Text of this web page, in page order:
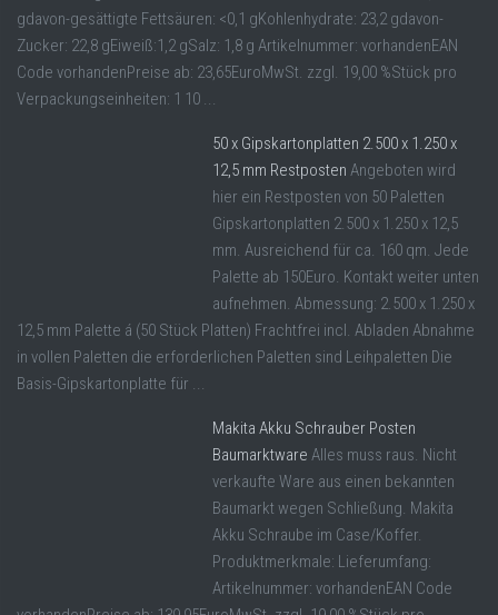
gdavon-gesättigte Fettsäuren: <0,1 gKohlenhydrate: 23,2 gdavon-
Zucker: 22,8 gEiweiß:1,2 gSalz: 1,8 g Artikelnummer: vorhandenEAN
Code vorhandenPreise ab: 23,65EuroMwSt. zzgl. 19,00 %Stück pro
Verpackungseinheiten: 1 10 ...
50 x Gipskartonplatten 2.500 x 1.250 x
12,5 mm Restposten Angeboten wird
hier ein Restposten von 50 Paletten
Gipskartonplatten 2.500 x 1.250 x 12,5
mm. Ausreichend für ca. 160 qm. Jede
Palette ab 150Euro. Kontakt weiter unten
aufnehmen. Abmessung: 2.500 x 1.250 x
12,5 mm Palette á (50 Stück Platten) Frachtfrei incl. Abladen Abnahme
in vollen Paletten die erforderlichen Paletten sind Leihpaletten Die
Basis-Gipskartonplatte für ...
Makita Akku Schrauber Posten
Baumarktware Alles muss raus. Nicht
verkaufte Ware aus einen bekannten
Baumarkt wegen Schließung. Makita
Akku Schraube im Case/Koffer.
Produktmerkmale: Lieferumfang:
Artikelnummer: vorhandenEAN Code